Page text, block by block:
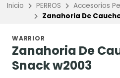
Inicio PERROS Accesorios
Zanahoria De
WARRIOR
Zanahoria De
Snack w2003